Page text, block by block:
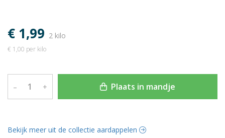
€ 1,99 2 kilo
€ 1,00 per kilo
– + Plaats in mandje
Bekijk meer uit de collectie aardappelen